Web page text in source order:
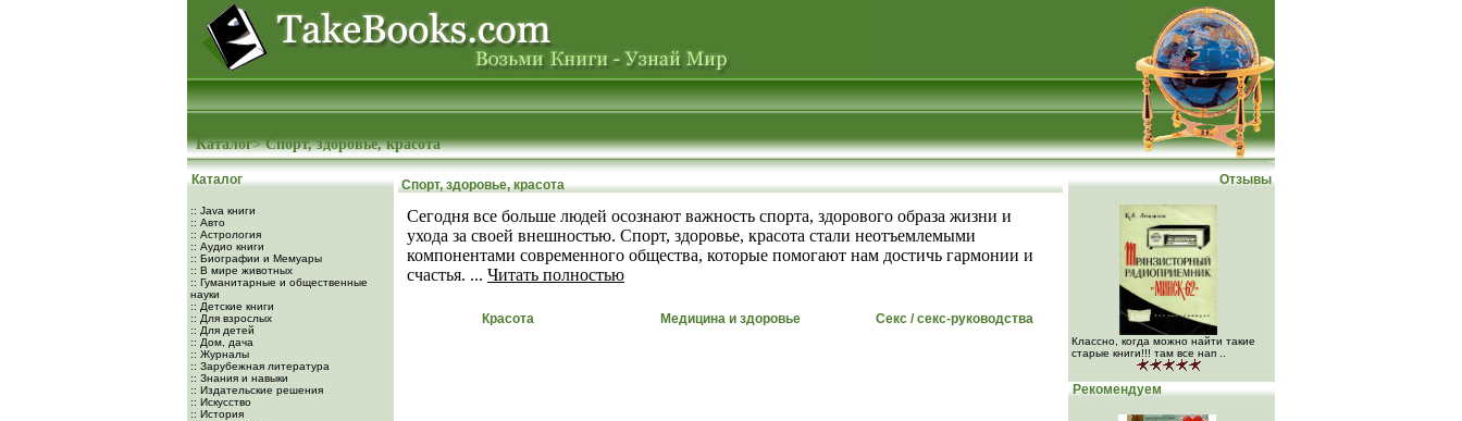
Каталог>Спорт, здоровье, красота
Каталог
:: Java книги
:: Авто
:: Астрология
:: Аудио книги
:: Биографии и Мемуары
:: В мире животных
:: Гуманитарные и общественные
науки
:: Детские книги
:: Для взрослых
:: Для детей
:: Дом, дача
:: Журналы
:: Зарубежная литература
:: Знания и навыки
:: Издательские решения
:: Искусство
:: История
Спорт, здоровье, красота
Сегодня все больше людей осознают важность спорта, здорового образа жизни и
ухода за своей внешностью. Спорт, здоровье, красота стали неотъемлемыми
компонентами современного общества, которые помогают нам достичь гармонии и
счастья. ... Читать полностью
Красота Медицина и здоровье Секс / секс-руководства
Отзывы
Классно, когда можно найти такие
старые книги!!! там все нап ..
Рекомендуем